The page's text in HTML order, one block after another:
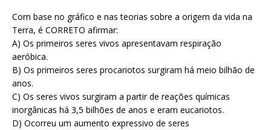
Com base no gráfico e nas teorias sobre a origem da vida na
Terra, é CORRETO afirmar:
A) Os primeiros seres vivos apresentavam respiração
aeróbica.
B) Os primeiros seres procariotos surgiram há meio bilhão de
anos.
C) Os seres vivos surgiram a partir de reações químicas
inorgânicas há 3,5 bilhões de anos e eram eucariotos.
D) Ocorreu um aumento expressivo de seres